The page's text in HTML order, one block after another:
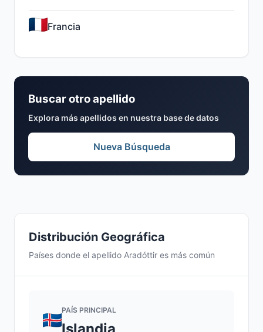
Distribución Geográfica
Países donde el apellido Aradóttir es más común
PAÍS PRINCIPAL
Francia
Buscar otro apellido
Explora más apellidos en nuestra base de datos
Nueva Búsqueda